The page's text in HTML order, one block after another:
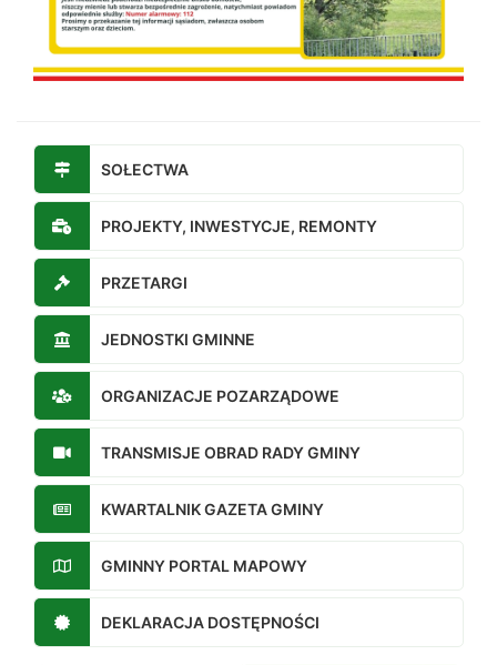
SOŁECTWA
PROJEKTY, INWESTYCJE, REMONTY
PRZETARGI
JEDNOSTKI GMINNE
ORGANIZACJE POZARZĄDOWE
TRANSMISJE OBRAD RADY GMINY
KWARTALNIK GAZETA GMINY
GMINNY PORTAL MAPOWY
DEKLARACJA DOSTĘPNOŚCI